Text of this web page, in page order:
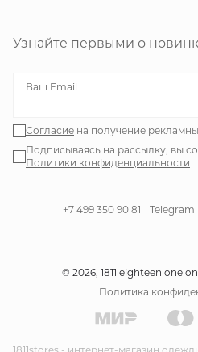
Узнайте первыми о
Ваш Email
Согласие на получение
Подписываясь на рассылку, вы
Политики конфиденциальности
+7 499 350 90 81 Telegram
© 2026, 1811 eighteen one
Политика